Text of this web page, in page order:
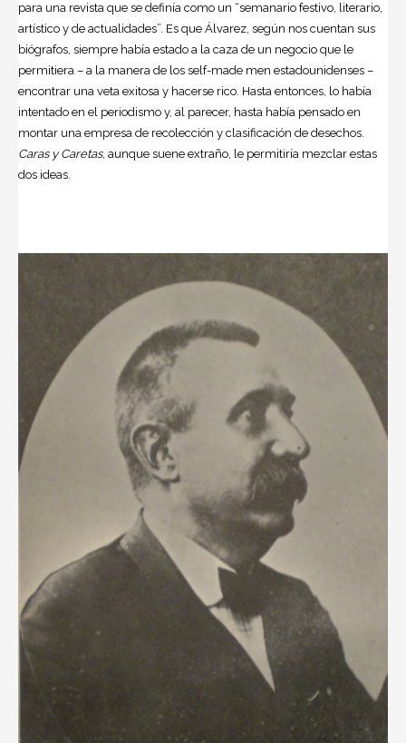
para una revista que se definía como un “semanario festivo, literario,
artístico y de actualidades”. Es que Álvarez, según nos cuentan sus
biógrafos, siempre había estado a la caza de un negocio que le
permitiera – a la manera de los self-made men estadounidenses –
encontrar una veta exitosa y hacerse rico. Hasta entonces, lo había
intentado en el periodismo y, al parecer, hasta había pensado en
montar una empresa de recolección y clasificación de desechos.
Caras y Caretas, aunque suene extraño, le permitiría mezclar estas
dos ideas.